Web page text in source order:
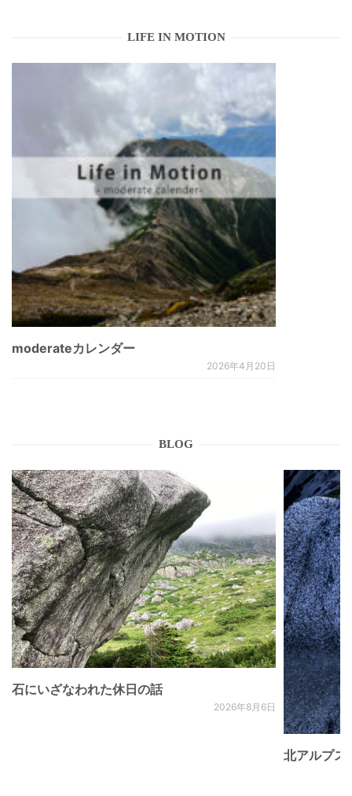
LIFE IN MOTION
moderateカレンダー
2026年4月20日
BLOG
石にいざなわれた休日の話
2026年8月6日
北アルプ